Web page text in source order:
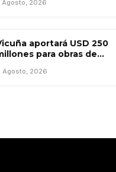
Uruguaya
Agosto, 2026
PÚBLICA
aportará USD 250
para obras de
Agosto, 2026